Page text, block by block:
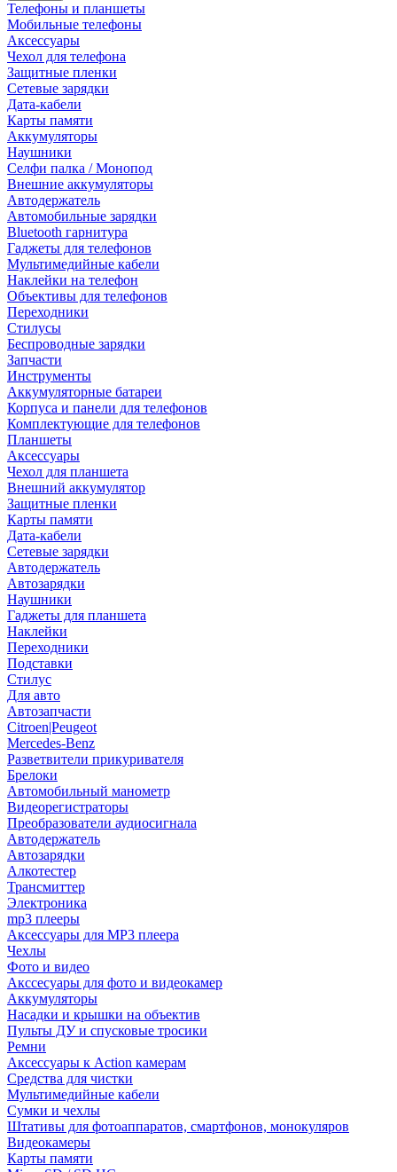
Телефоны и планшеты
Мобильные телефоны
Аксессуары
Чехол для телефона
Защитные пленки
Сетевые зарядки
Дата-кабели
Карты памяти
Аккумуляторы
Наушники
Селфи палка / Монопод
Внешние аккумуляторы
Автодержатель
Автомобильные зарядки
Bluetooth гарнитура
Гаджеты для телефонов
Мультимедийные кабели
Наклейки на телефон
Объективы для телефонов
Переходники
Стилусы
Беспроводные зарядки
Запчасти
Инструменты
Аккумуляторные батареи
Корпуса и панели для телефонов
Комплектующие для телефонов
Планшеты
Аксессуары
Чехол для планшета
Внешний аккумулятор
Защитные пленки
Карты памяти
Дата-кабели
Сетевые зарядки
Автодержатель
Автозарядки
Наушники
Гаджеты для планшета
Наклейки
Переходники
Подставки
Стилус
Для авто
Автозапчасти
Citroen|Peugeot
Mercedes-Benz
Разветвители прикуривателя
Брелоки
Автомобильный манометр
Видеорегистраторы
Преобразователи аудиосигнала
Автодержатель
Автозарядки
Алкотестер
Трансмиттер
Электроника
mp3 плееры
Аксессуары для MP3 плеера
Чехлы
Фото и видео
Акссесуары для фото и видеокамер
Аккумуляторы
Насадки и крышки на объектив
Пульты ДУ и спусковые тросики
Ремни
Аксессуары к Action камерам
Средства для чистки
Мультимедийные кабели
Сумки и чехлы
Штативы для фотоаппаратов, смартфонов, монокуляров
Видеокамеры
Карты памяти